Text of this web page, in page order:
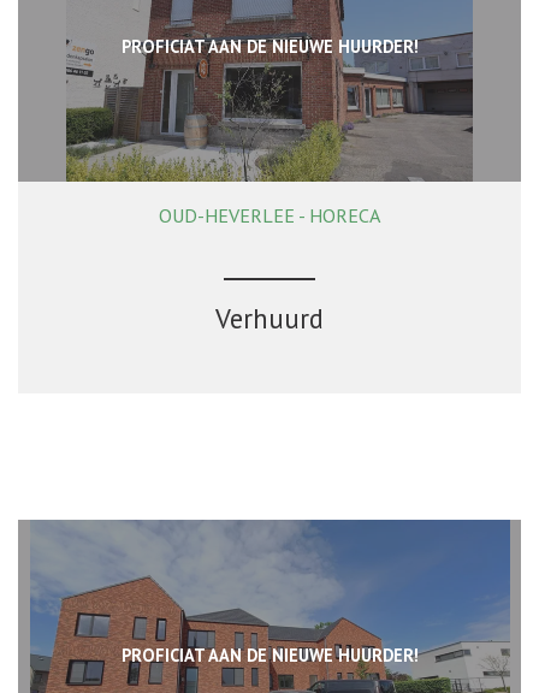
PROFICIAT AAN DE NIEUWE HUURDER!
108 m²
OUD-HEVERLEE - HORECA
Verhuurd
PROFICIAT AAN DE NIEUWE HUURDER!